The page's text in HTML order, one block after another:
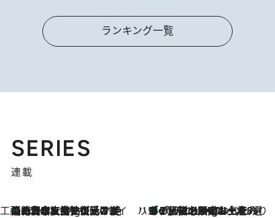
ランキング一覧
SERIES
連載
工藤まやのおもてなしハワイ
10 Hours Ago
【ハワイ土産】ローカルの絶大な支持で復活！ 絶品の幻クッキー《元ファンの日本人女性が受け継いだ名店》 ハワイ賢者 リサのお気に入りリスト10 Hours Ago
あの伝説の限定トートも！ リニューアルした「ディーン＆デルーカ ハワイ」で必須のお土産8選